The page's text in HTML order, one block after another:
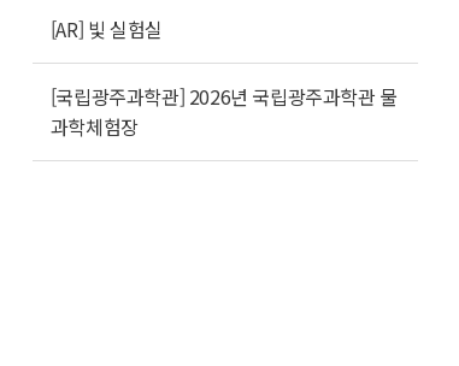
[AR] 빛 실험실
[국립광주과학관] 2026년 국립광주과학관 물
과학체험장